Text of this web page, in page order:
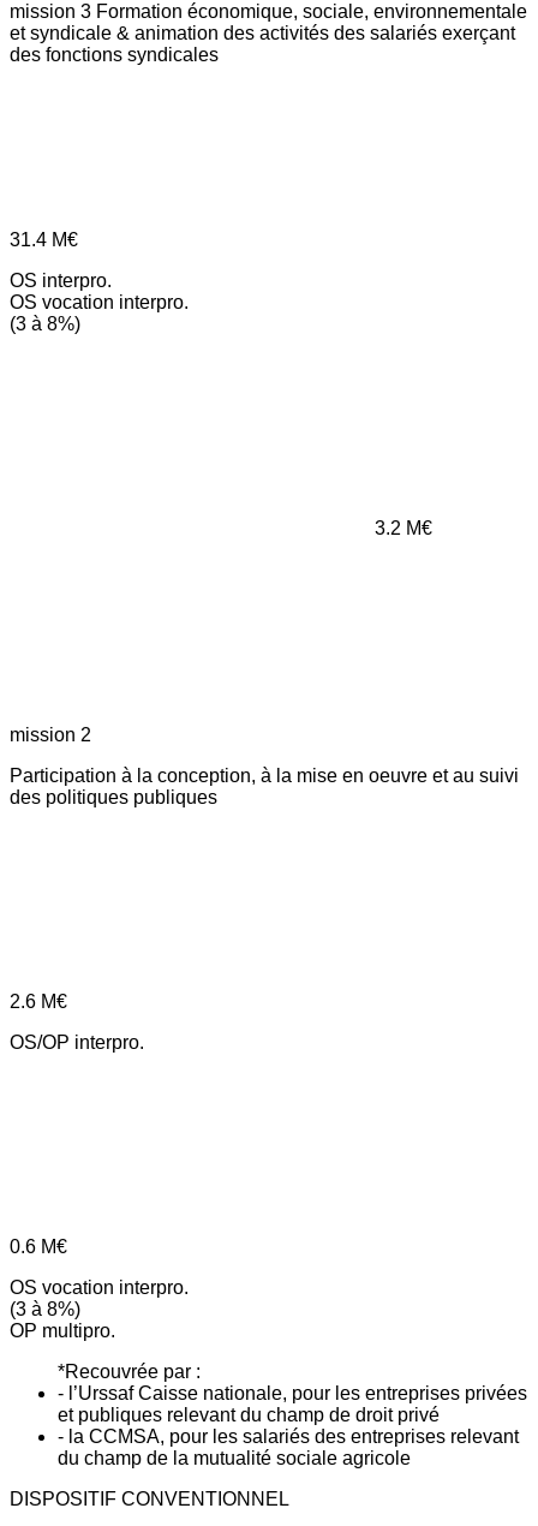
mission 3 Formation économique, sociale, environnementale
et syndicale & animation des activités des salariés exerçant
des fonctions syndicales
31.4 M€
OS interpro.
OS vocation interpro.
(3 à 8%)
3.2 M€
mission 2
Participation à la conception, à la mise en oeuvre et au suivi
des politiques publiques
2.6 M€
OS/OP interpro.
0.6 M€
OS vocation interpro.
(3 à 8%)
OP multipro.
*Recouvrée par :
- l’Urssaf Caisse nationale, pour les entreprises privées
et publiques relevant du champ de droit privé
- la CCMSA, pour les salariés des entreprises relevant
du champ de la mutualité sociale agricole
DISPOSITIF CONVENTIONNEL